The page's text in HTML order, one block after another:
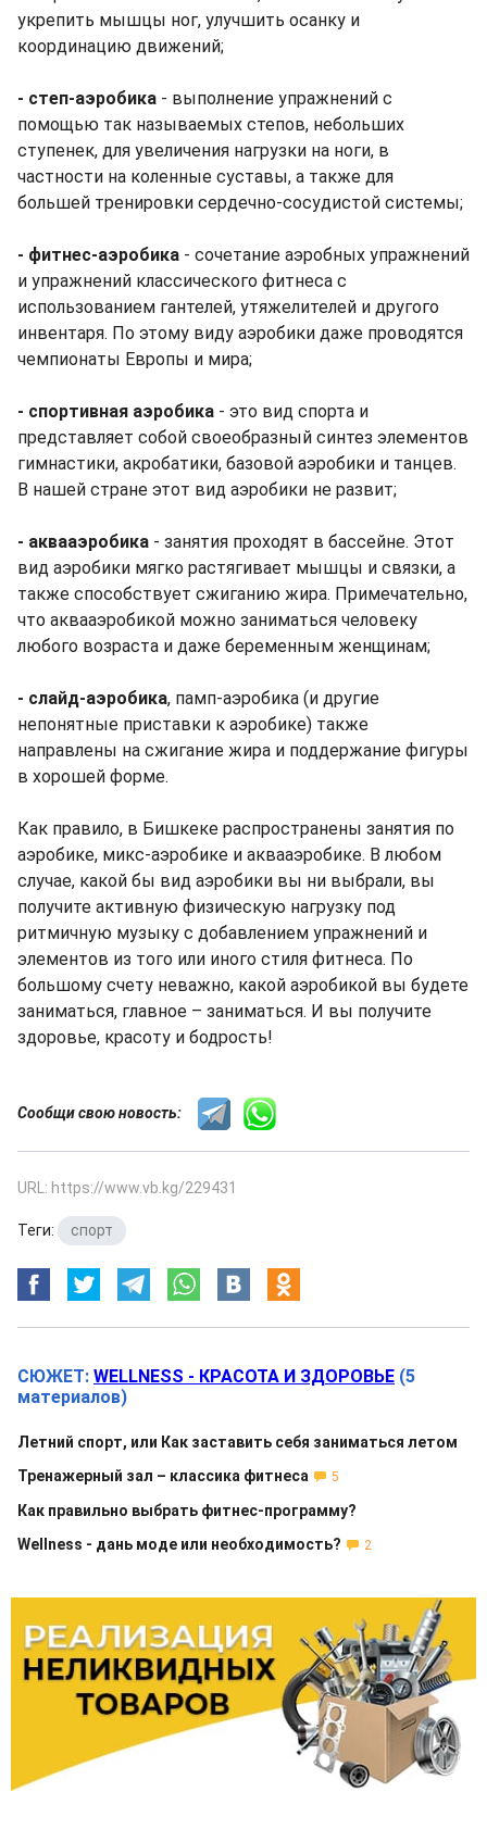
укрепить мышцы ног, улучшить осанку и
координацию движений;
- степ-аэробика - выполнение упражнений с
помощью так называемых степов, небольших
ступенек, для увеличения нагрузки на ноги, в
частности на коленные суставы, а также для
большей тренировки сердечно-сосудистой системы;
- фитнес-аэробика - сочетание аэробных упражнений
и упражнений классического фитнеса с
использованием гантелей, утяжелителей и другого
инвентаря. По этому виду аэробики даже проводятся
чемпионаты Европы и мира;
- cпортивная аэробика - это вид спорта и
представляет собой своеобразный синтез элементов
гимнастики, акробатики, базовой аэробики и танцев.
В нашей стране этот вид аэробики не развит;
- аквааэробика - занятия проходят в бассейне. Этот
вид аэробики мягко растягивает мышцы и связки, а
также способствует сжиганию жира. Примечательно,
что аквааэробикой можно заниматься человеку
любого возраста и даже беременным женщинам;
- слайд-аэробика, памп-аэробика (и другие
непонятные приставки к аэробике) также
направлены на сжигание жира и поддержание фигуры
в хорошей форме.
Как правило, в Бишкеке распространены занятия по
аэробике, микс-аэробике и аквааэробике. В любом
случае, какой бы вид аэробики вы ни выбрали, вы
получите активную физическую нагрузку под
ритмичную музыку с добавлением упражнений и
элементов из того или иного стиля фитнеса. По
большому счету неважно, какой аэробикой вы будете
заниматься, главное – заниматься. И вы получите
здоровье, красоту и бодрость!
Сообщи свою новость:
URL: https://www.vb.kg/229431
Теги: спорт
СЮЖЕТ: WELLNESS - КРАСОТА И ЗДОРОВЬЕ (5
материалов)
Летний спорт, или Как заставить себя заниматься летом
Тренажерный зал – классика фитнеса
5
Как правильно выбрать фитнес-программу?
Wellness - дань моде или необходимость?
2